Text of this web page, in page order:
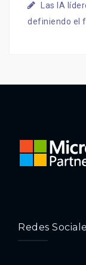
Las IA
definiendo el
Redes